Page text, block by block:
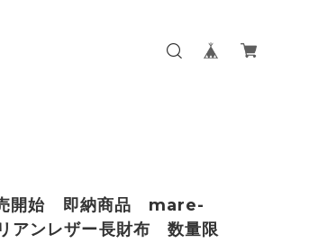
開始 即納商品 mare-
アンレザー長財布 数量限